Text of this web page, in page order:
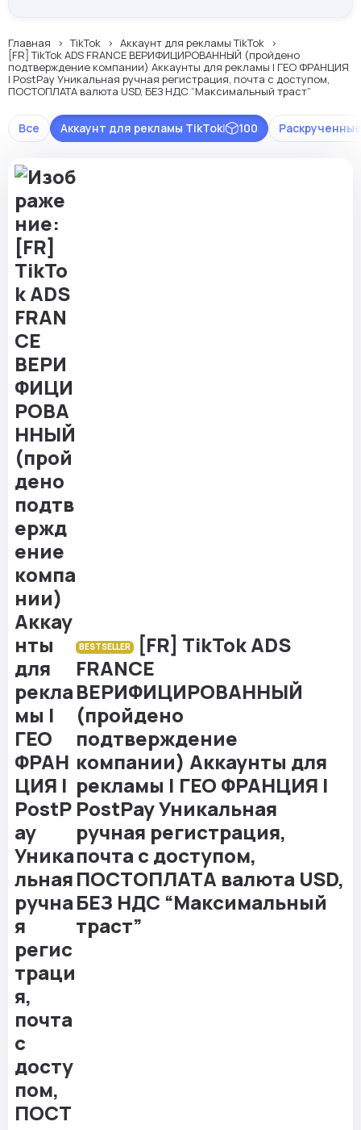
Главная TikTok
Аккаунт для рекламы TikTok
[FR] TikTok ADS FRANCE ВЕРИФИЦИРОВАННЫЙ (пройдено
подтверждение компании) Аккаунты для рекламы | ГЕО ФРАНЦИЯ
| PostPay Уникальная ручная регистрация, почта с доступом,
ПОСТОПЛАТА валюта USD, БЕЗ НДС “Максимальный траст”
Все Аккаунт для рекламы TikTok| 100
BESTSELLER
[FR] TikTok ADS
FRANCE
ВЕРИФИЦИРОВАННЫЙ
(пройдено
подтверждение
компании) Аккаунты для
рекламы | ГЕО ФРАНЦИЯ |
PostPay Уникальная
ручная регистрация,
почта с доступом,
ПОСТОПЛАТА валюта USD,
БЕЗ НДС “Максимальный
траст”